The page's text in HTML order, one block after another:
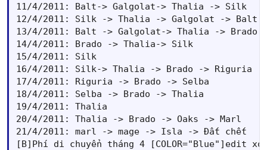
11/4/2011: Balt-> Galgolat-> Thalia -> Silk
12/4/2011: Silk -> Thalia -> Galgolat -> Balt
13/4/2011: Balt -> Galgolat-> Thalia -> Brado
14/4/2011: Brado -> Thalia-> Silk
15/4/2011: Silk
16/4/2011: Silk-> Thalia -> Brado -> Riguria
17/4/2011: Riguria -> Brado -> Selba
18/4/2011: Selba -> Brado -> Thalia
19/4/2011: Thalia
20/4/2011: Thalia -> Brado -> Oaks -> Marl
21/4/2011: marl -> mage -> Isla -> Đất chết
[B]Phí di chuyển tháng 4 [COLOR="Blue"]edit